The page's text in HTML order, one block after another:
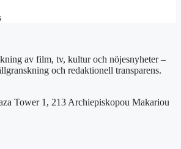
av film, tv, kultur och nöjesnyheter –
och redaktionell transparens.
Tower 1, 213 Archiepiskopou Makariou